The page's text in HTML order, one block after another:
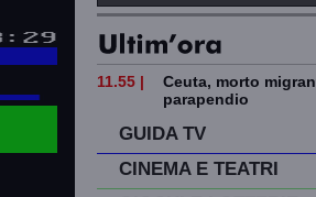
11.55 |
Ceuta, morto
parapendio
GUIDA TV
CINEMA E TEATRI